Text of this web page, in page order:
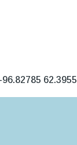
96.82785